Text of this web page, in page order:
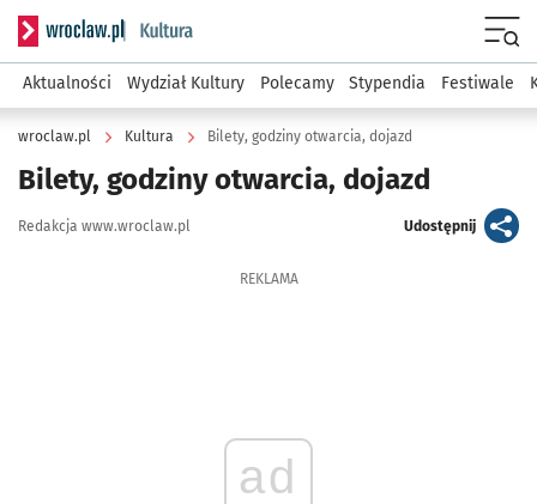
Serwis informacyjny wroclaw.pl podserwis: Kultura
Aktualności Wydział Kultury Polecamy Stypendia Festiwale
wroclaw.pl Kultura Bilety, godziny otwarcia, dojazd
Bilety, godziny otwarcia, dojazd
Autor:
Redakcja www.wroclaw.pl Udostępnijartykuł
REKLAMA
ad